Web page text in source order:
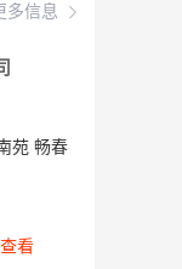
多信息
苑 畅春
看